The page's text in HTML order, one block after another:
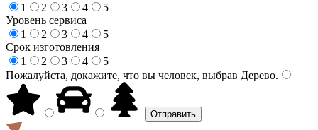
1
2 3 4
5
Уровень сервиса
1
2 3 4
5
Срок изготовления
1
2 3 4
5
Пожалуйста, докажите, что вы человек, выбрав Дерево.